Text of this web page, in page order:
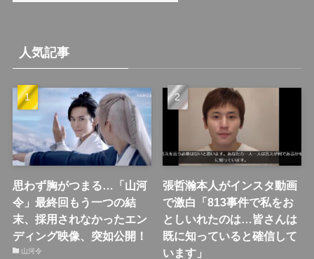
人気記事
思わず胸がつまる…「山河
令」最終回もう一つの結
末、採用されなかったエン
ディング映像、突如公開！
山河令
張哲瀚本人がインスタ動画
で激白「813事件で私をお
としいれたのは…皆さんは
既に知っていると確信して
います」